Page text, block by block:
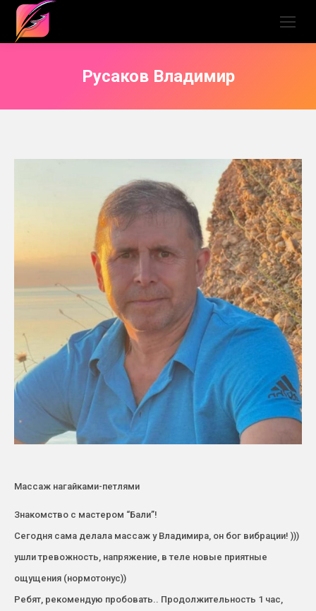
Русаков Владимир
Массаж нагайками-петлями
Знакомство с мастером “Бали”!
Сегодня сама делала массаж у Владимира, он бог вибрации! )))
ушли тревожность, напряжение, в теле новые приятные
ощущения (нормотонус))
Ребят, рекомендую пробовать.. Продолжительность 1 час,